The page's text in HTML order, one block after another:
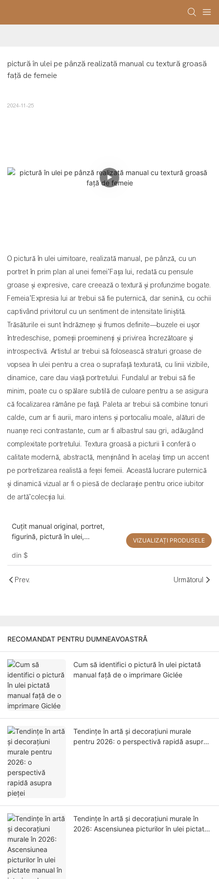
pictură în ulei pe pânză realizată manual cu textură groasă
față de femeie
2024-11-25
O pictură în ulei uimitoare, realizată manual, pe pânză, cu un
portret în prim plan al unei femei’Fața lui, redată cu pensule
groase și expresive, care creează o textură și profunzime bogate.
Femeia’Expresia lui ar trebui să fie puternică, dar senină, cu ochii
captivând privitorul cu un sentiment de intensitate liniștită.
Trăsăturile ei sunt îndrăznețe și frumos definite—buzele ei ușor
întredeschise, pomeții proeminenți și privirea încrezătoare și
introspectivă. Artistul ar trebui să folosească straturi groase de
vopsea în ulei pentru a crea o suprafață texturată, cu linii vizibile,
dinamice, care dau viață portretului. Fundalul ar trebui să fie
minim, poate cu o spălare subtilă de culoare pentru a se asigura
că focalizarea rămâne pe față. Paleta ar trebui să combine tonuri
calde, cum ar fi aurii, maro intens și portocaliu moale, alături de
nuanțe reci contrastante, cum ar fi albastrul sau gri, adăugând
complexitate portretului. Textura groasă a picturii îi conferă o
calitate modernă, abstractă, menținând în același timp un accent
pe portretizarea realistă a feței femeii. Această lucrare puternică
și dinamică vizual ar fi o piesă de declarație pentru orice iubitor
de artă’colecția lui.
Cuțit manual original, portret,
figurină, pictură în ulei,
casă
din $
VIZUALIZAȚI PRODUSELE
Prev. Următorul
RECOMANDAT PENTRU DUMNEAVOASTRĂ
Cum să identifici o pictură în ulei pictată
manual față de o imprimare Giclée
Tendințe în artă și decorațiuni murale
pentru 2026: o perspectivă rapidă asupra
Tendințe în artă și decorațiuni murale în
2026: Ascensiunea picturilor în ulei pictate